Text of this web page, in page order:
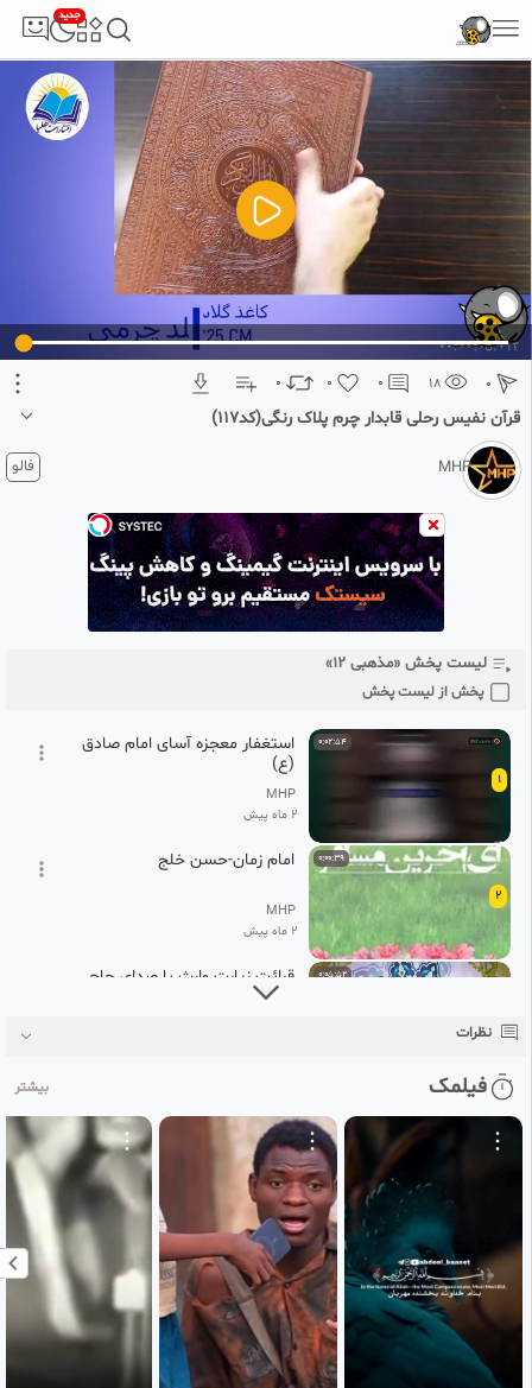
جدید
5
تبلیغ 1 از 2
0 0 0 18 0
قرآن نفیس رحلی قابدار چرم پلاک رنگی(کد117)
برای دیدن ویدیو های بیشتر و حمایت از کانال ما را در فیلو دنبال کنید
MHP فالو
لیست پخش «مذهبی ۱۲»
پخش از لیست پخش
1
0:02:54
استغفار معجزه آسای امام صادق
(ع)
MHP
2 ماه پیش
2
0:00:39 امام زمان-حسن خلج
MHP
2 ماه پیش
0:05:52
قرائت زیارت وارث با صدای حاج
مهدی سماواتی - EMAM Husayn
4
- حجت الاسلام دارستانی
MHP
2 ماه پیش
0:08:45
ترتیل سوره مبارکه ق با صدای
مشاری العفاسی با زیر نویس
انگلیسی - surat gaf
MHP
2 ماه پیش
0:12:21
ترتیل سوره مبارکه محمد با صدای
مشاری العفاسی با زیر نویس
انگلیسی - surat mohammad
MHP
نظرات
فیلمک بیشتر